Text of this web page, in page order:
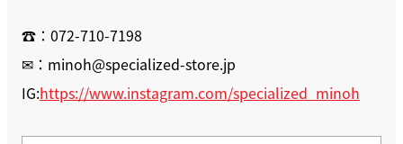
☎：072-710-7198
✉：minoh@specialized-store.jp
IG:https://www.instagram.com/specialized_minoh